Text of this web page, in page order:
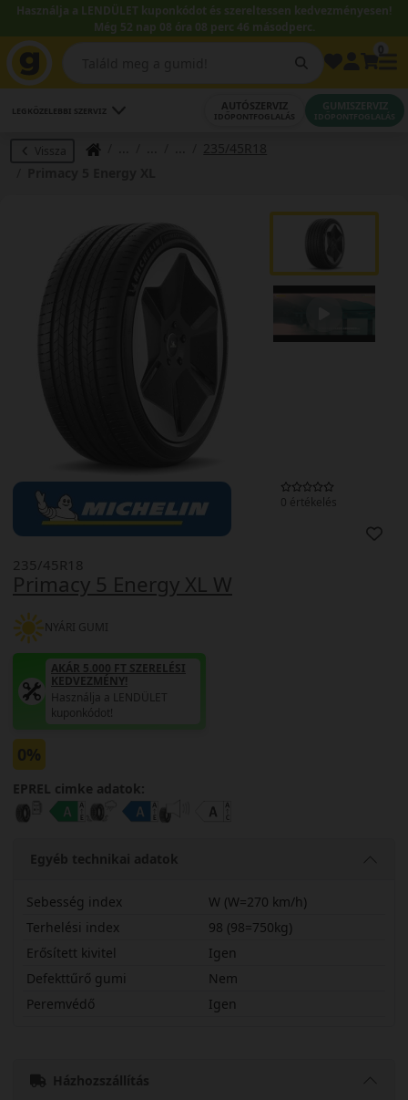
Használja a LENDÜLET kuponkódot és szereltessen kedvezményesen!
Még 52 nap 08 óra 08 perc 45 másodperc.
LEGKÖZELEBBI SZERVIZ AUTÓSZERVIZ
IDŐPONTFOGLALÁS
GUMISZERVIZ
IDŐPONTFOGLALÁS
Vissza
235/45R18
0 értékelés
Primacy 5 Energy XL W
235/45R18
NYÁRI GUMI
AKÁR 5.000 FT SZERELÉSI
KEDVEZMÉNY!
Használja a LENDÜLET
kuponkódot!
0%
EPREL cimke adatok:
Egyéb technikai adatok
Sebesség index
W (W=270 km/h)
Terhelési index
98 (98=750kg)
Erősített kivitel
Igen
Defekttűrő gumi
Nem
Peremvédő
Igen
Házhozszállítás